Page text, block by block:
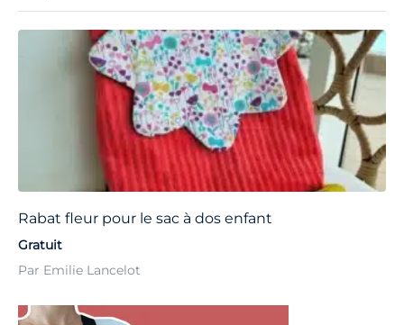
Rabat fleur pour le sac à dos enfant
Gratuit
Par Emilie Lancelot